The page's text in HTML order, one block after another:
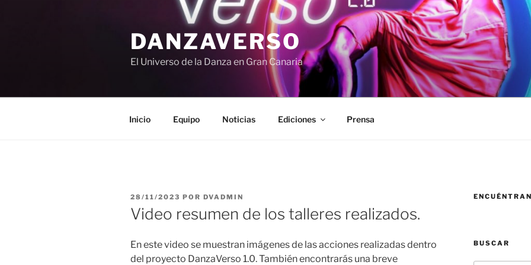
DANZAVERSO
El Universo de la Danza en Gran Canaria
Inicio Equipo Noticias Ediciones Prensa
PUBLICADO
EL
28/11/2023 POR DVADMIN
Video resumen de los talleres realizados.
En este video se muestran imágenes de las acciones realizadas dentro
del proyecto DanzaVerso 1.0. También encontrarás una breve
BUSCAR